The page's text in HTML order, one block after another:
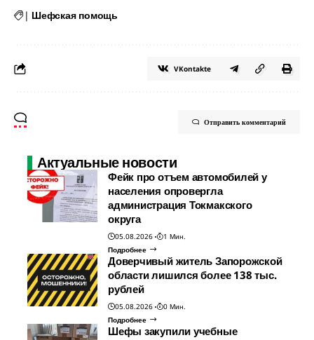
| Шефская помощь
VKontakte
Отправить комментарий
Актуальные новости
Фейк про отъем автомобилей у
населения опровергла
администрация Токмакского
округа
05.08.2026
1 Мин.
Подробнее
Доверчивый житель Запорожской
области лишился более 138 тыс.
рублей
05.08.2026
0 Мин.
Подробнее
Шефы закупили учебные